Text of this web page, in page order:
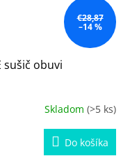
€28,87
–14 %
sušič obuvi
Skladom (>5 ks)
Do košíka